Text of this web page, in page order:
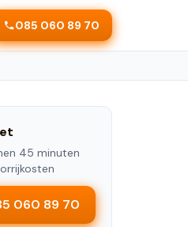
085 060 89 70
45 minuten
060 89 70